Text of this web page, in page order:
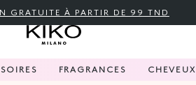
GRATUITE À PARTIR DE 99 TND
FRAGRANCES CHEVEUX